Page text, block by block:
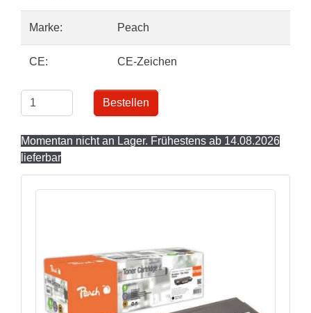
Marke: Peach
CE: CE-Zeichen
Bestellen
Momentan nicht an Lager. Frühestens ab 14.08.2026
lieferbar